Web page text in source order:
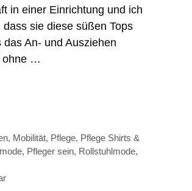
in einer Einrichtung und ich
sie diese süßen Tops
An- und Ausziehen
ohne …
, Mobilität, Pflege, Pflege Shirts &
, Pfleger sein, Rollstuhlmode,